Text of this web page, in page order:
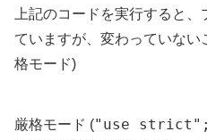
上記のコードを実行すると
ていますが、変わっていな
格モード)
厳格モード ("use strict";